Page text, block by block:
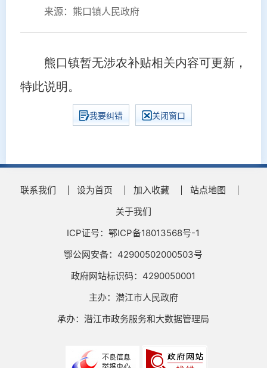
来源：熊口镇人民政府
熊口镇暂无涉农补贴相关内容可更新，
特此说明。
我要纠错 关闭窗口
联系我们 设为首页 加入收藏
站点地图
关于我们
ICP证号：鄂ICP备18013568号-1
鄂公网安备：42900502000503号
政府网站标识码：4290050001
主办：潜江市人民政府
承办：潜江市政务服务和大数据管理局